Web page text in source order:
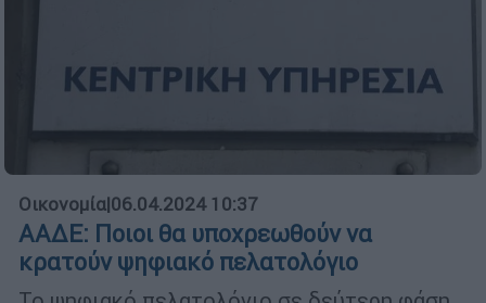
Οικονομία|06.04.2024 10:37
ΑΑΔΕ: Ποιοι θα υποχρεωθούν να
κρατούν ψηφιακό πελατολόγιο